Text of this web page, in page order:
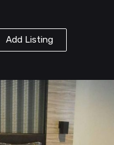
Add Listing